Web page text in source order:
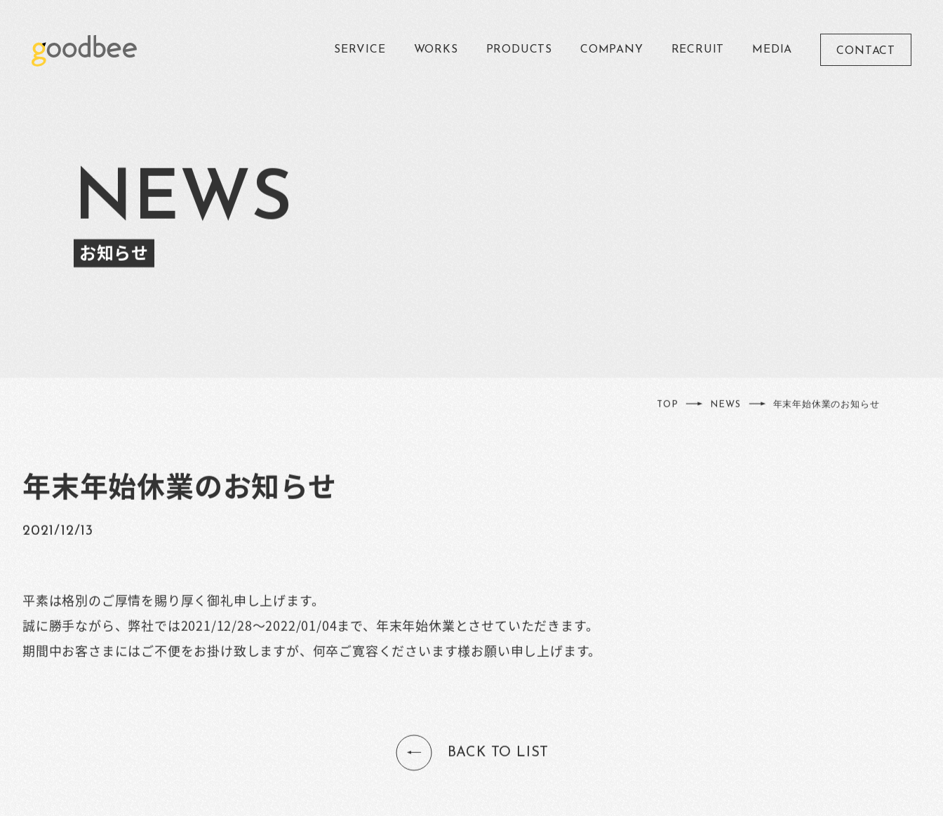
SERVICE WORKS PRODUCTS COMPANY RECRUIT MEDIA CONTACT
NEWS
お知らせ
TOP NEWS 年末年始休業のお知らせ
年末年始休業のお知らせ
2021/12/13
平素は格別のご厚情を賜り厚く御礼申し上げます。
誠に勝手ながら、弊社では2021/12/28～2022/01/04まで、年末年始休業とさせていただきます。
期間中お客さまにはご不便をお掛け致しますが、何卒ご寛容くださいます様お願い申し上げます。
BACK TO LIST